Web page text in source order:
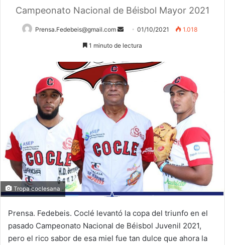
Campeonato Nacional de Béisbol Mayor 2021
Prensa.Fedebeis@gmail.com
S
e
d
a
n
e
m
l
01/10/2021 1.018
1 minuto de lectura
Tropa coclesana
Prensa. Fedebeis. Coclé levantó la copa del triunfo en el
pasado Campeonato Nacional de Béisbol Juvenil 2021,
pero el rico sabor de esa miel fue tan dulce que ahora la